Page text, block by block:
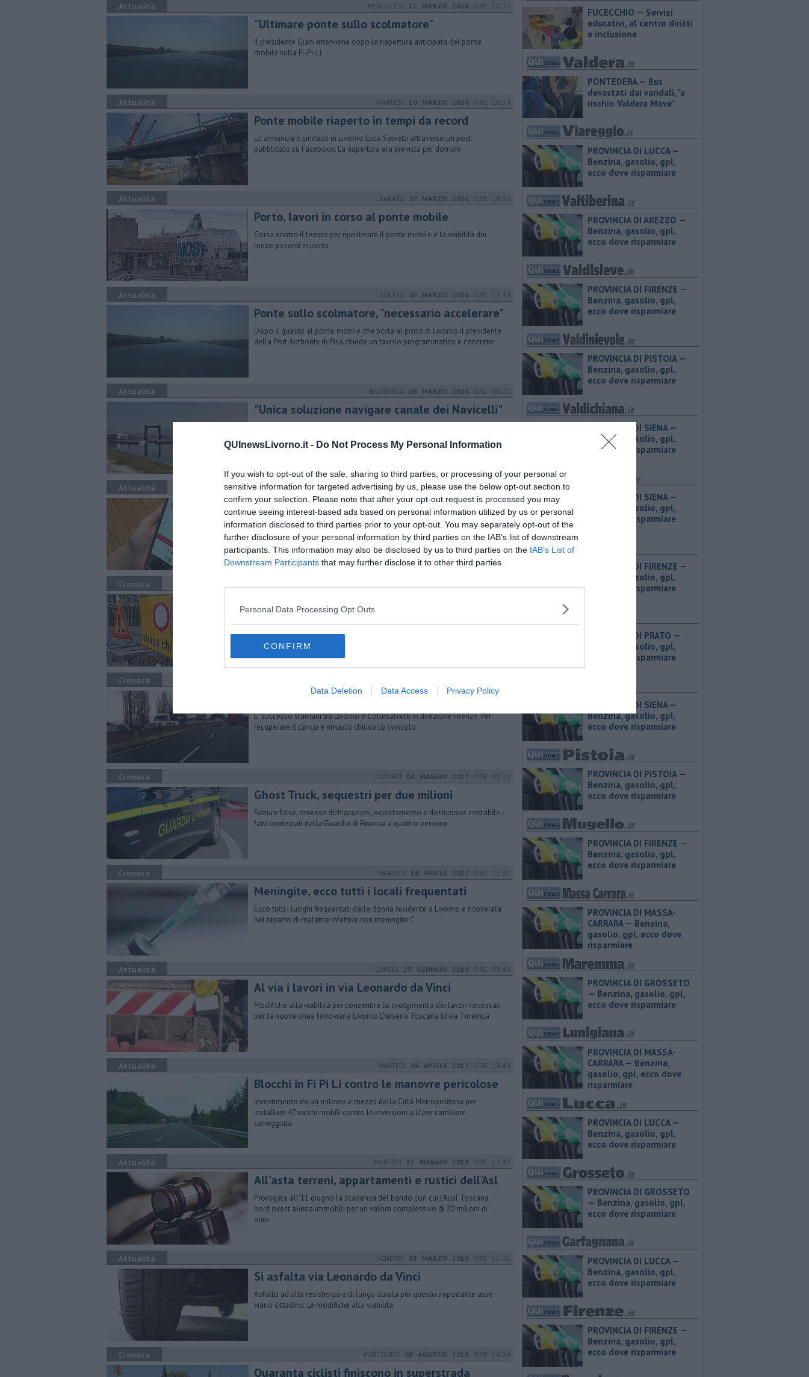
QUInewsLivorno.it - Do Not Process My Personal Information
If you wish to opt-out of the sale, sharing to third parties, or processing of your personal or
sensitive information for targeted advertising by us, please use the below opt-out section to
confirm your selection. Please note that after your opt-out request is processed you may
continue seeing interest-based ads based on personal information utilized by us or personal
information disclosed to third parties prior to your opt-out. You may separately opt-out of the
further disclosure of your personal information by third parties on the IAB’s list of downstream
participants. This information may also be disclosed by us to third parties on the IAB’s List of
Downstream Participants that may further disclose it to other third parties.
Personal Data Processing Opt Outs
CONFIRM
Data Deletion Data Access Privacy Policy
Attualità MERCOLEDÌ 11 MARZO 2026 ORE 10:17
"Ultimare ponte sullo scolmatore"
Il presidente Giani interviene dopo la riapertura anticipata del ponte
mobile sulla Fi-Pi-Li
Attualità MARTEDÌ 10 MARZO 2026 ORE 18:59
Ponte mobile riaperto in tempi da record
Lo annuncia il sindaco di Livorno Luca Salvetti attraverso un post
pubblicato su Facebook. La riapertura era prevista per domani
Attualità SABATO 07 MARZO 2026 ORE 18:30
Porto, lavori in corso al ponte mobile
Corsa contro il tempo per ripristinare il ponte mobile e la viabilità dei
mezzi pesanti in porto
Attualità SABATO 07 MARZO 2026 ORE 13:48
Ponte sullo scolmatore, "necessario accelerare"
Dopo il guasto al ponte mobile che porta al porto di Livorno il presidente
della Port Authority di Pisa chiede un tavolo programmatico e concreto
Attualità DOMENICA 08 MARZO 2026 ORE 06:00
"Unica soluzione navigare canale dei Navicelli"
Attualità SABATO12 SETTEMBRE 2015ORE 10:05
Traffico in tempo reale con "Muoversi in
Toscana"
Tutto questo è possibile con l'applicazione della Regione grazie alle web
cam installate nei 78 punti più sensibili della viabilità, come la Fi Pi Li
Cronaca
Cronaca
Si stacca rimorchio, paura sulla Fi Pi Li
E' successo stamani tra Livorno e Collesalvetti in direzione Firenze. Per
recuperare il carico è rimasto chiuso lo svincolo
Cronaca GIOVEDÌ 04 MAGGIO 2017 ORE 09:21
Ghost Truck, sequestri per due milioni
Fatture false, omesse dichiarazioni, occultamento e distruzione contabile i
fatti contestati dalla Guardia di Finanza a quattro persone
Cronaca MARTEDÌ 18 APRILE 2017 ORE 15:35
Meningite, ecco tutti i locali frequentati
Ecco tutti i luoghi frequentati dalla donna residente a Livorno e ricoverata
nel reparto di malattie infettive con meningite C
Attualità LUNEDÌ 29 GENNAIO 2018 ORE 09:44
Al via i lavori in via Leonardo da Vinci
Modifiche alla viabilità per consentire lo svolgimento dei lavori necessari
per la nuova linea ferroviaria Livorno Darsena Toscana linea Tirrenica
Attualità MARTEDÌ 04 APRILE 2017 ORE 13:43
Blocchi in Fi Pi Li contro le manovre pericolose
Investimento da un milione e mezzo della Città Metropolitana per
installare 47 varchi mobili contro le inversioni a U per cambiare
carreggiata
Attualità MARTEDÌ 15 MAGGIO 2018 ORE 14:44
All'asta terreni, appartamenti e rustici dell'Asl
Prorogata all'11 giugno la scadenza del bando con cui l'Ausl Toscana
nord ovest aliena immobili per un valore complessivo di 20 milioni di
euro
Attualità VENERDÌ 23 MARZO 2018 ORE 15:05
Si asfalta via Leonardo da Vinci
Asfalto ad alta resistenza e di lunga durata per questo importante asse
viario cittadino. Le modifiche alla viabilità
Cronaca MERCOLEDÌ 08 AGOSTO 2018 ORE 16:24
Quaranta ciclisti finiscono in superstrada
FUCECCHIO — Servizi
educativi, al centro diritti
e inclusione
PONTEDERA — Bus
devastati dai vandali, "a
rischio Valdera Move"
PROVINCIA DI LUCCA — ​
Benzina, gasolio, gpl,
ecco dove risparmiare
PROVINCIA DI AREZZO — ​
Benzina, gasolio, gpl,
ecco dove risparmiare
PROVINCIA DI FIRENZE — ​
Benzina, gasolio, gpl,
ecco dove risparmiare
PROVINCIA DI PISTOIA — ​
Benzina, gasolio, gpl,
ecco dove risparmiare
PROVINCIA DI SIENA — ​
Benzina, gasolio, gpl,
ecco dove risparmiare
PROVINCIA DI SIENA — ​
Benzina, gasolio, gpl,
ecco dove risparmiare
PROVINCIA DI FIRENZE — ​
Benzina, gasolio, gpl,
ecco dove risparmiare
PROVINCIA DI PRATO — ​
Benzina, gasolio, gpl,
ecco dove risparmiare
PROVINCIA DI SIENA — ​
Benzina, gasolio, gpl,
ecco dove risparmiare
PROVINCIA DI PISTOIA — ​
Benzina, gasolio, gpl,
ecco dove risparmiare
PROVINCIA DI FIRENZE — ​
Benzina, gasolio, gpl,
ecco dove risparmiare
PROVINCIA DI MASSA-
CARRARA — ​Benzina,
gasolio, gpl, ecco dove
risparmiare
PROVINCIA DI GROSSETO
— ​Benzina, gasolio, gpl,
ecco dove risparmiare
PROVINCIA DI MASSA-
CARRARA — ​Benzina,
gasolio, gpl, ecco dove
risparmiare
PROVINCIA DI LUCCA — ​
Benzina, gasolio, gpl,
ecco dove risparmiare
PROVINCIA DI GROSSETO
— ​Benzina, gasolio, gpl,
ecco dove risparmiare
PROVINCIA DI LUCCA — ​
Benzina, gasolio, gpl,
ecco dove risparmiare
PROVINCIA DI FIRENZE — ​
Benzina, gasolio, gpl,
ecco dove risparmiare